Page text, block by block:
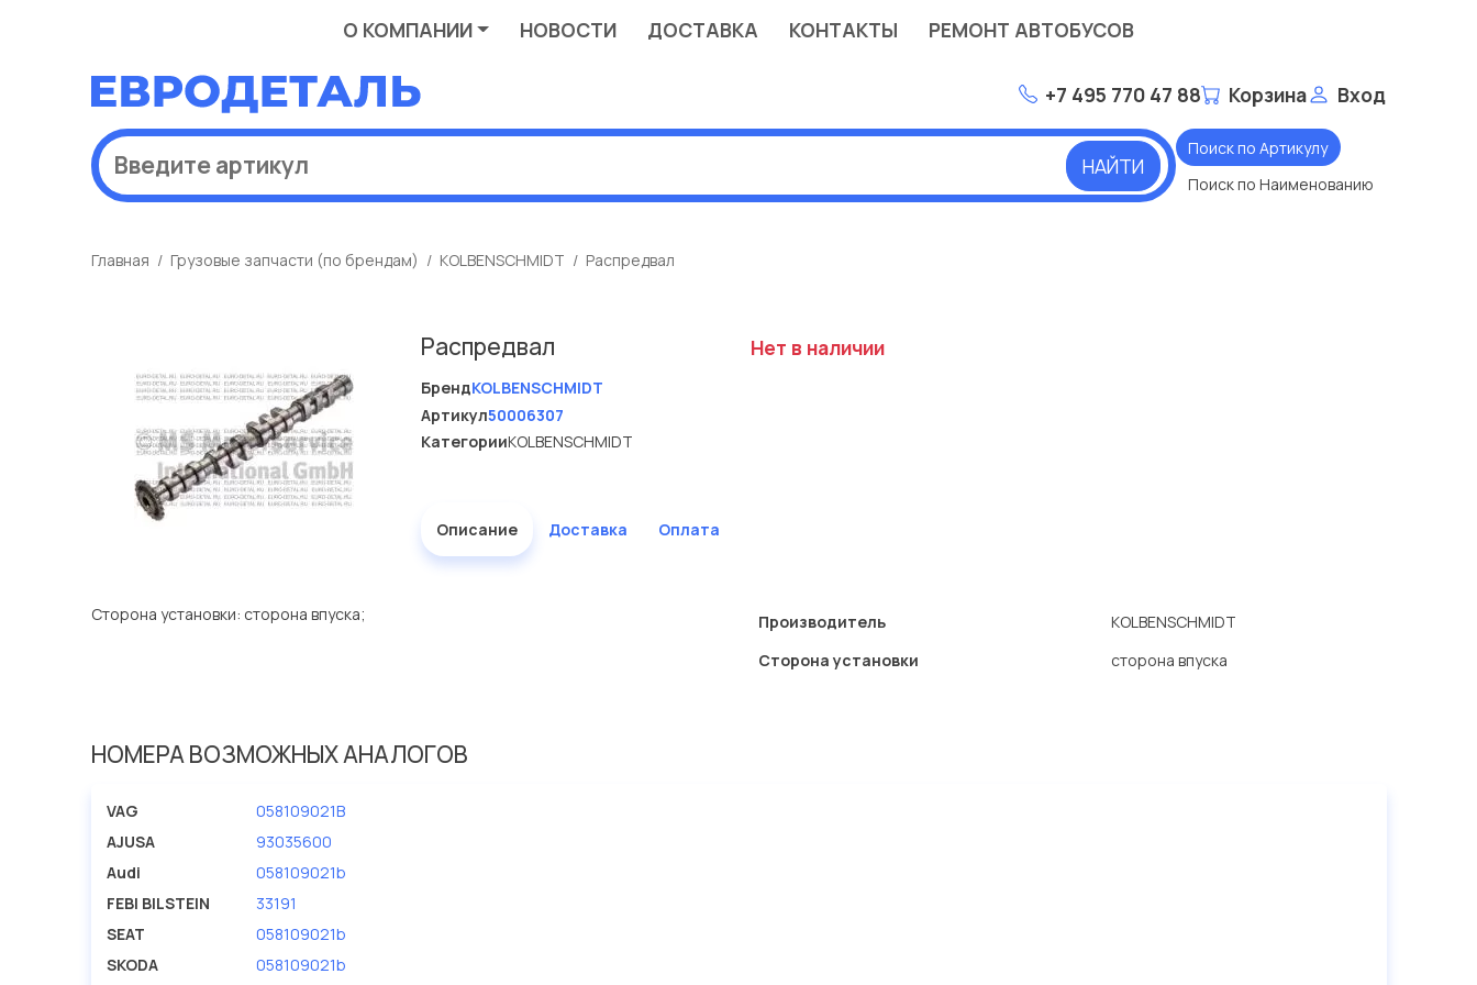
О КОМПАНИИ НОВОСТИ ДОСТАВКА КОНТАКТЫ РЕМОНТ АВТОБУСОВ
+7 495 770 47 88 Корзина Вход
НАЙТИ
Поиск по Артикулу
Поиск по Наименованию
Главная Грузовые запчасти (по брендам) KOLBENSCHMIDT Распредвал
Распредвал
БрендKOLBENSCHMIDT
Артикул50006307
КатегорииKOLBENSCHMIDT
Нет в наличии
Описание Доставка Оплата
Сторона установки: сторона впуска; Производитель
KOLBENSCHMIDT
Сторона установки
сторона впуска
НОМЕРА ВОЗМОЖНЫХ АНАЛОГОВ
VAG
058109021B
AJUSA
93035600
Audi
058109021b
FEBI BILSTEIN
33191
SEAT
058109021b
SKODA
058109021b